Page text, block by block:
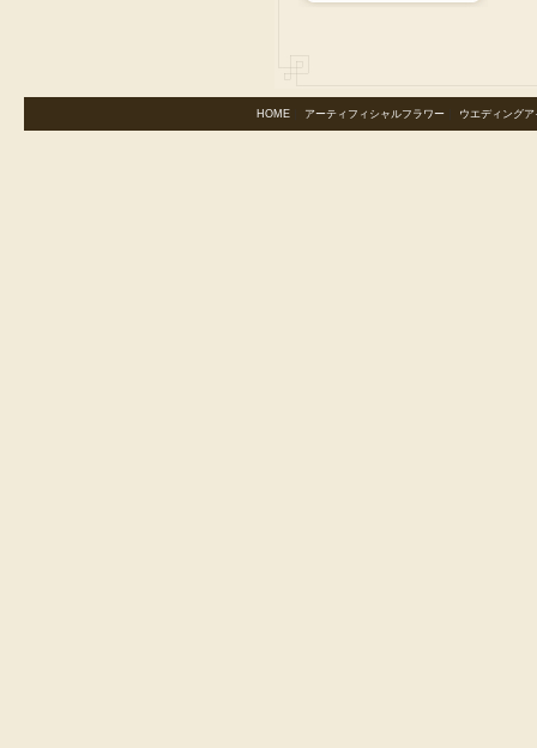
HOME｜ アーティフィシャルフラワー｜ ウエディングア